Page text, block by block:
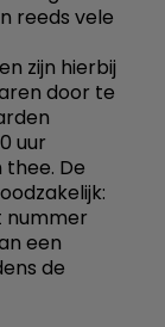
reeds vele
zijn hierbij
door te
uur
De
nummer
een
de